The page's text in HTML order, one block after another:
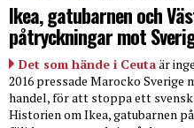
Ikea, gatubarnen och
påtryckningar mot
Det som hände i Ceutaär
2016 pressade Marocko Sverige
handel, för att stoppa ett
Historien om Ikea, gatubarnen